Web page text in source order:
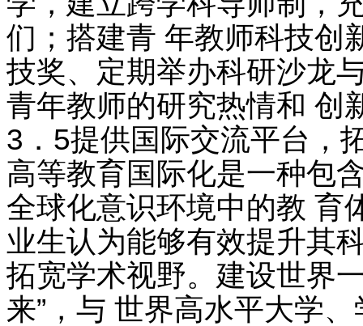
们；搭建青 年教师科技创
技奖、定期举办科研沙龙
青年教师的研究热情和 创
3．5提供国际交流平台，
高等教育国际化是一种包
全球化意识环境中的教 育
业生认为能够有效提升其
拓宽学术视野。建设世界
来”，与 世界高水平大学